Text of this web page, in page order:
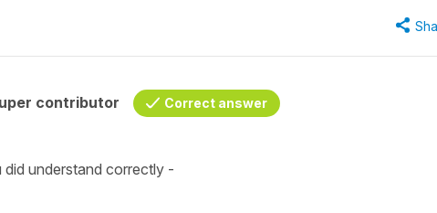
contributor Correct answer
understand correctly -